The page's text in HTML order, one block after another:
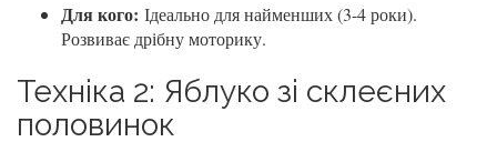
Для кого: Ідеально для найменших (3-4 роки).
Розвиває дрібну моторику.
Техніка 2: Яблуко зі склеєних
половинок